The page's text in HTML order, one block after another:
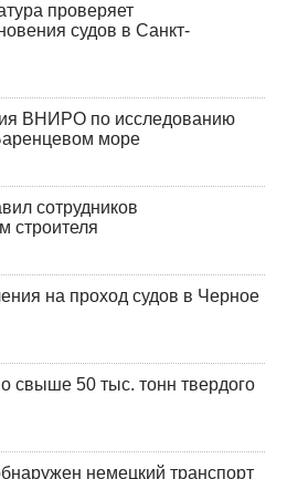
проверяет
судов в Санкт-
ВНИРО по исследованию
море
сотрудников
строителя
на проход судов в Черное
свыше 50 тыс. тонн твердого
немецкий транспорт